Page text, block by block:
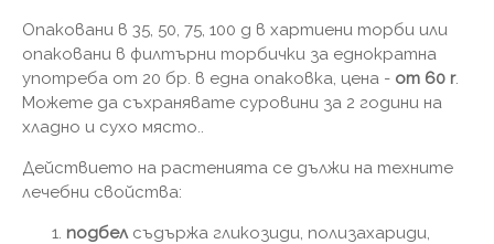
Опаковани в 35, 50, 75, 100 g в хартиени торби или
опаковани в филтърни торбички за еднократна
употреба от 20 бр. в една опаковка, цена - от 60 r.
Можете да съхранявате суровини за 2 години на
хладно и сухо място..
Действието на растенията се дължи на техните
лечебни свойства:
подбел съдържа гликозиди, полизахариди,